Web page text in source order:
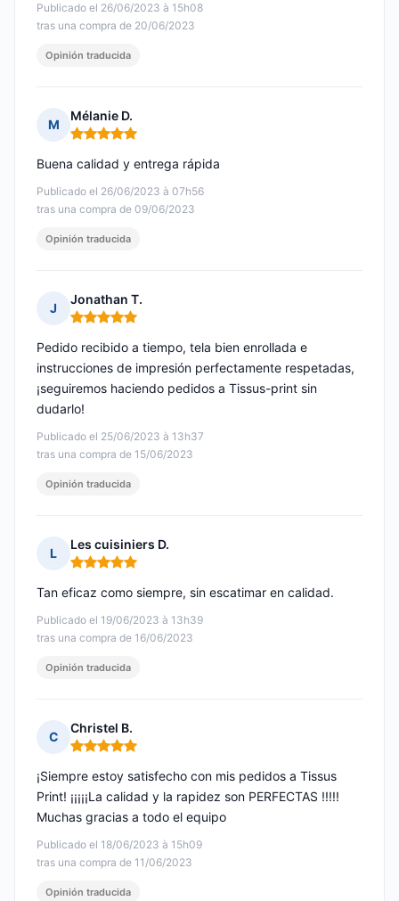
Publicado el 26/06/2023 à 15h08
tras una compra de 20/06/2023
Opinión traducida
M
Mélanie D.
Nota: 5 de 5
Publicado el 26/06/2023 à 07h56
tras una compra de 09/06/2023
Buena calidad y entrega rápida
Opinión traducida
J
Jonathan T.
Nota: 5 de 5
Publicado el 25/06/2023 à 13h37
tras una compra de 15/06/2023
Pedido recibido a tiempo, tela bien enrollada e
instrucciones de impresión perfectamente respetadas,
¡seguiremos haciendo pedidos a Tissus-print sin
dudarlo!
Opinión traducida
L
Les cuisiniers D.
Nota: 5 de 5
Publicado el 19/06/2023 à 13h39
tras una compra de 16/06/2023
Tan eficaz como siempre, sin escatimar en calidad.
Opinión traducida
C
Christel B.
Nota: 5 de 5
Publicado el 18/06/2023 à 15h09
tras una compra de 11/06/2023
¡Siempre estoy satisfecho con mis pedidos a Tissus
Print! ¡¡¡¡¡La calidad y la rapidez son PERFECTAS !!!!!
Muchas gracias a todo el equipo
Opinión traducida